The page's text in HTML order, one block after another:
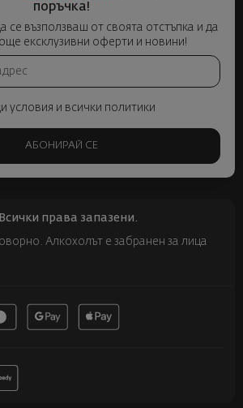
поръчка!
се възползваш от своята отстъпка и да
ексклузивни оферти и новини!
условия и всички политики
АБОНИРАЙ СЕ
права запазени.
Алкохолът е забранен за лица